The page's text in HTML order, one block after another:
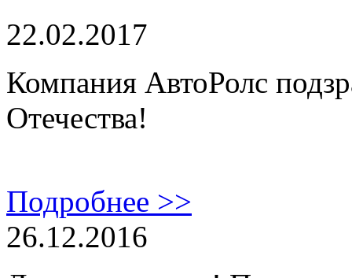
22.02.2017
Компания АвтоРолс
Отечества!
Подробнее >>
26.12.2016